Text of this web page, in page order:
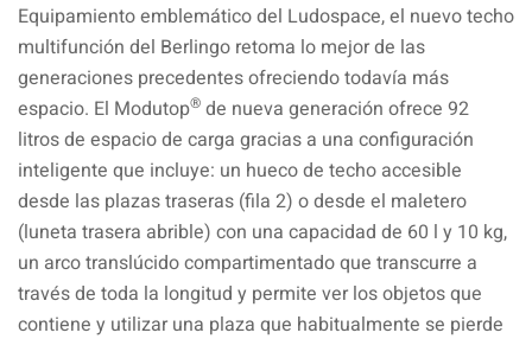
Equipamiento emblemático del Ludospace, el nuevo techo
multifunción del Berlingo retoma lo mejor de las
generaciones precedentes ofreciendo todavía más
espacio. El Modutop® de nueva generación ofrece 92
litros de espacio de carga gracias a una configuración
inteligente que incluye: un hueco de techo accesible
desde las plazas traseras (fila 2) o desde el maletero
(luneta trasera abrible) con una capacidad de 60 l y 10 kg,
un arco translúcido compartimentado que transcurre a
través de toda la longitud y permite ver los objetos que
contiene y utilizar una plaza que habitualmente se pierde